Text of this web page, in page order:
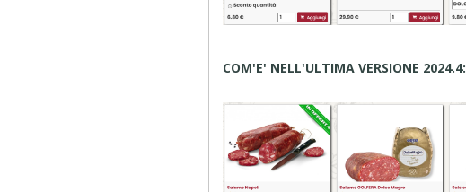
COM'E' NELL'ULTIMA VERSIONE 2024.4: